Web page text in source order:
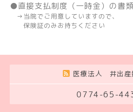
●直接支払制度（一時金）の書類
→当院でご用意していますので、
保険証のみお持ちください
医療法人 井出産
0774-65-